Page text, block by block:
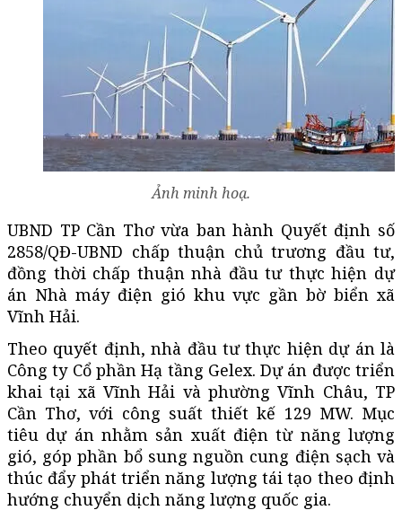
Ảnh minh hoạ.
UBND TP Cần Thơ vừa ban hành Quyết định số
2858/QĐ-UBND chấp thuận chủ trương đầu tư,
đồng thời chấp thuận nhà đầu tư thực hiện dự
án Nhà máy điện gió khu vực gần bờ biển xã
Vĩnh Hải.
Theo quyết định, nhà đầu tư thực hiện dự án là
Công ty Cổ phần Hạ tầng Gelex. Dự án được triển
khai tại xã Vĩnh Hải và phường Vĩnh Châu, TP
Cần Thơ, với công suất thiết kế 129 MW. Mục
tiêu dự án nhằm sản xuất điện từ năng lượng
gió, góp phần bổ sung nguồn cung điện sạch và
thúc đẩy phát triển năng lượng tái tạo theo định
hướng chuyển dịch năng lượng quốc gia.